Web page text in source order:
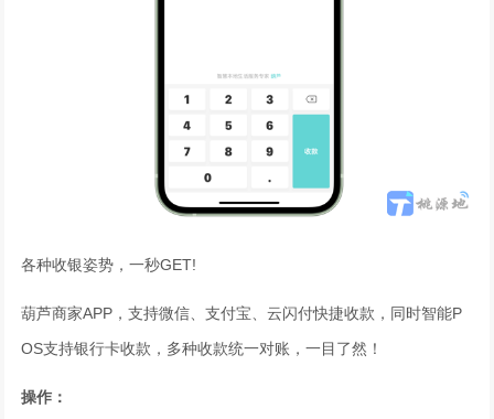
各种收银姿势，一秒GET!
葫芦商家APP，支持微信、支付宝、云闪付快捷收款，同时智能P
OS支持银行卡收款，多种收款统一对账，一目了然！
操作：